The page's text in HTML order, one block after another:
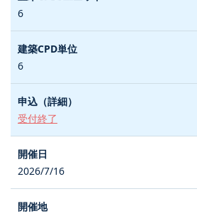
6
6
受付終了
2026/7/16